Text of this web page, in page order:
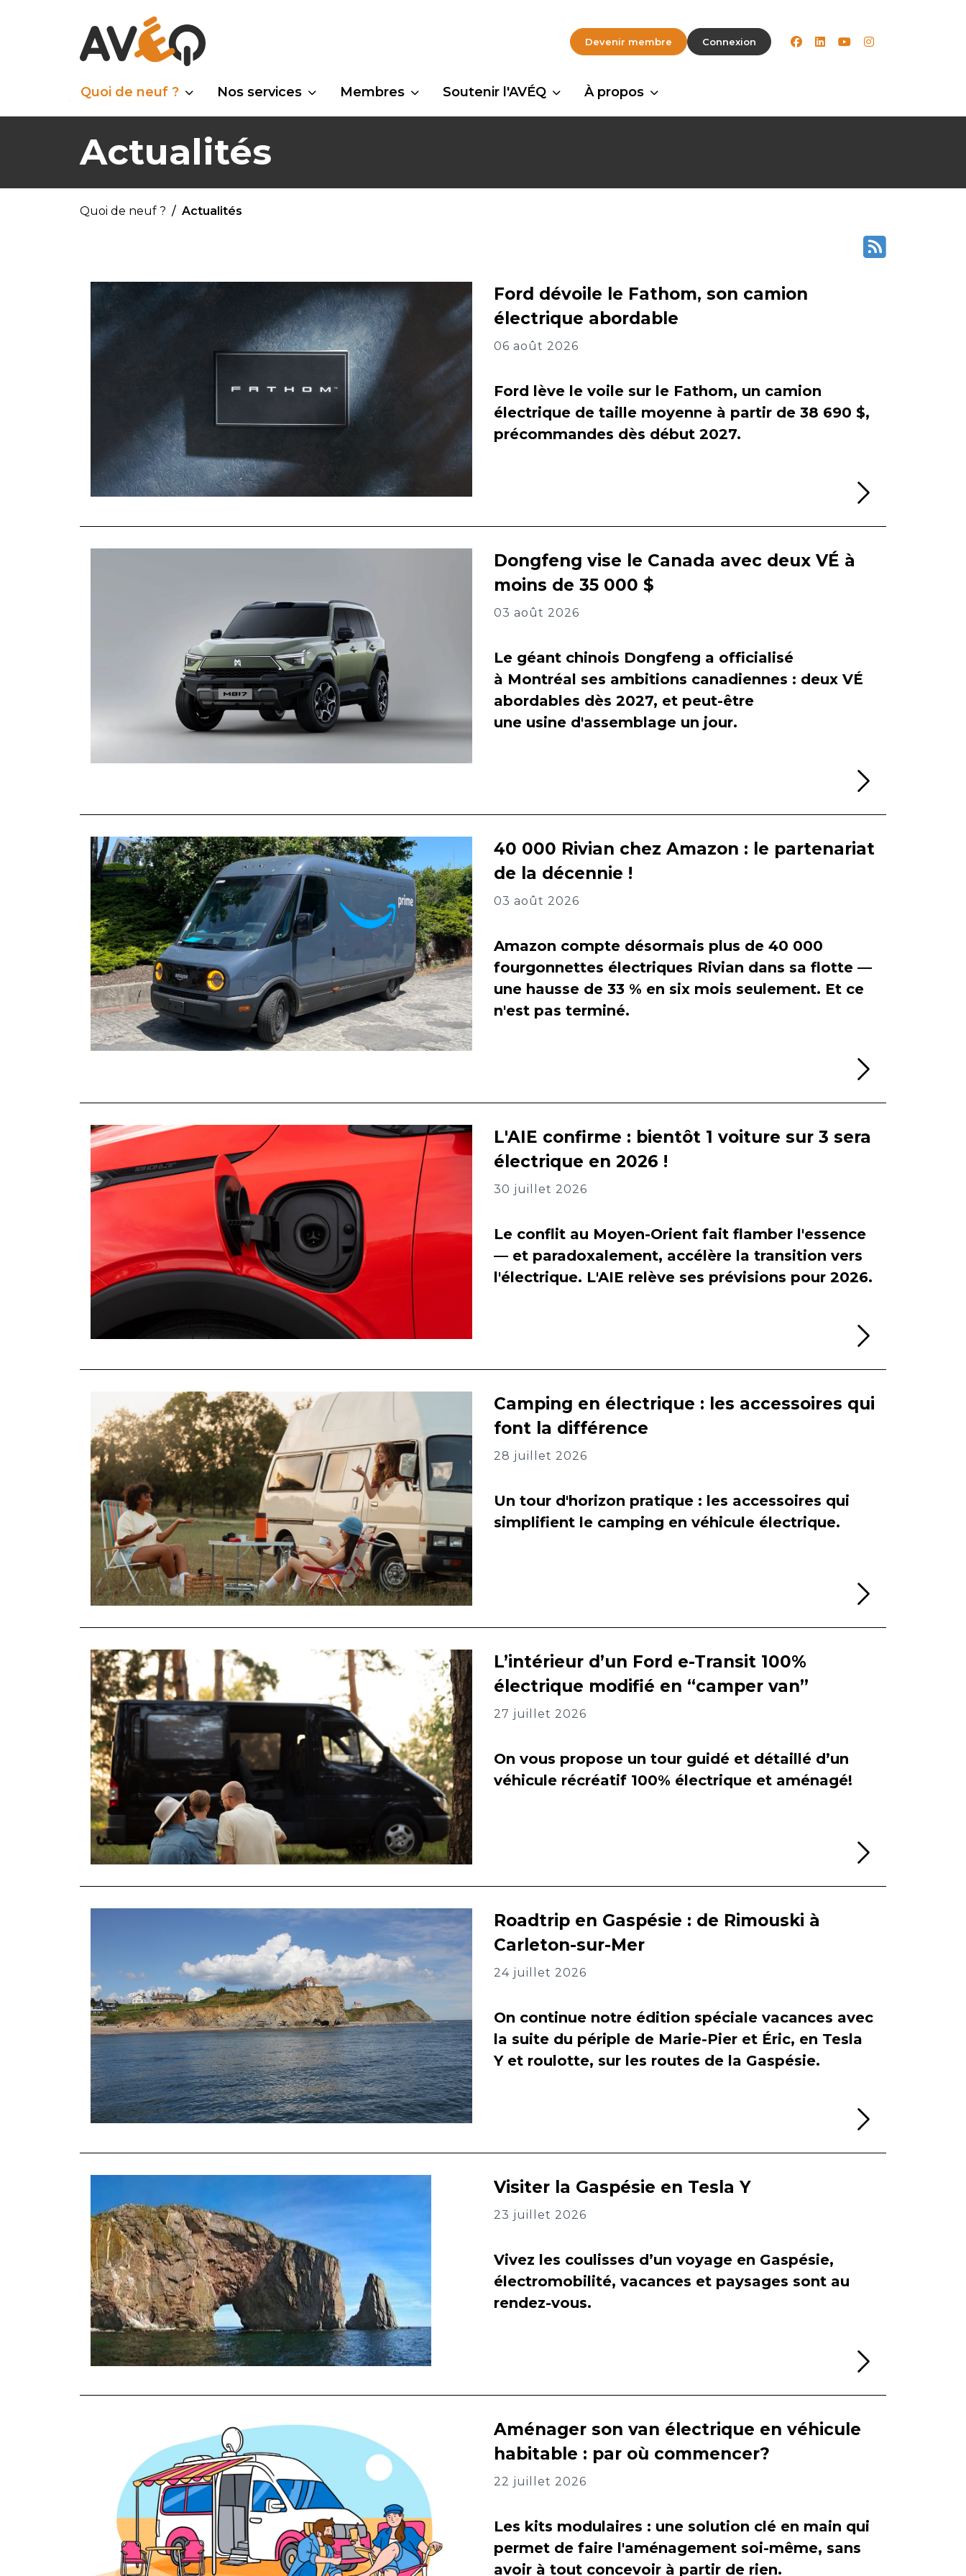
Devenir membre Connexion facebook
linkedinyoutubeinstagram
Quoi de neuf ? Nos services Membres Soutenir l'AVÉQ À propos
Actualités
Quoi de neuf ? Actualités
Ford dévoile le Fathom, son camion
électrique abordable
06 août 2026
Ford lève le voile sur le Fathom, un camion
électrique de taille moyenne à partir de 38 690 $,
précommandes dès début 2027.
Dongfeng vise le Canada avec deux VÉ à
moins de 35 000 $
03 août 2026
Le géant chinois Dongfeng a officialisé
à Montréal ses ambitions canadiennes : deux VÉ
abordables dès 2027, et peut-être
une usine d'assemblage un jour.
40 000 Rivian chez Amazon : le partenariat
de la décennie !
03 août 2026
Amazon compte désormais plus de 40 000
fourgonnettes électriques Rivian dans sa flotte —
une hausse de 33 % en six mois seulement. Et ce
n'est pas terminé.
L'AIE confirme : bientôt 1 voiture sur 3 sera
électrique en 2026 !
30 juillet 2026
Le conflit au Moyen-Orient fait flamber l'essence
— et paradoxalement, accélère la transition vers
l'électrique. L'AIE relève ses prévisions pour 2026.
Camping en électrique : les accessoires qui
font la différence
28 juillet 2026
Un tour d'horizon pratique : les accessoires qui
simplifient le camping en véhicule électrique.
L’intérieur d’un Ford e-Transit 100%
électrique modifié en “camper van”
27 juillet 2026
On vous propose un tour guidé et détaillé d’un
véhicule récréatif 100% électrique et aménagé!
Roadtrip en Gaspésie : de Rimouski à
Carleton-sur-Mer
24 juillet 2026
On continue notre édition spéciale vacances avec
la suite du périple de Marie-Pier et Éric, en Tesla
Y et roulotte, sur les routes de la Gaspésie.
Visiter la Gaspésie en Tesla Y
23 juillet 2026
Vivez les coulisses d’un voyage en Gaspésie,
électromobilité, vacances et paysages sont au
rendez-vous.
Aménager son van électrique en véhicule
habitable : par où commencer?
22 juillet 2026
Les kits modulaires : une solution clé en main qui
permet de faire l'aménagement soi-même, sans
avoir à tout concevoir à partir de rien.